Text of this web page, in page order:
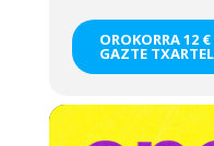
OROKORRA 12
GAZTE